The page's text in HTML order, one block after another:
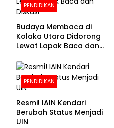
PENDIDIKAN
Budaya Membaca di
Kolaka Utara Didorong
Lewat Lapak Baca dan
PENDIDIKAN
Resmi! IAIN Kendari
Berubah Status Menjadi
UIN